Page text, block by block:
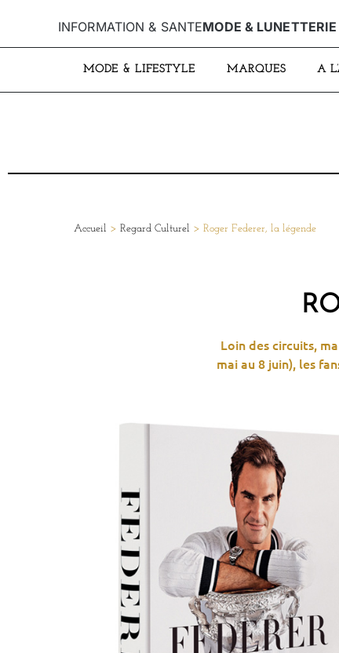
INFORMATION & SANTEMODE & LUNETTERIE
MODE & LIFESTYLE MARQUES A
Accueil > Regard Culturel > Roger Federer, la légende
Loin des circuits,
mai au 8 juin), les